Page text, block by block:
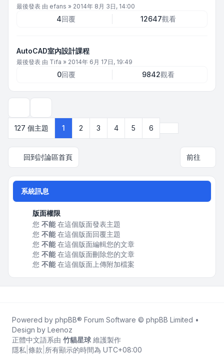
最後發表 由 efans » 2014年 8月 3日, 14:00
4回覆 12647觀看
AutoCAD室內設計課程
最後發表 由 Tifa » 2014年 6月 17日, 19:49
0回覆 9842觀看
127 個主題
1 2 3 4 5 6
回到討論區首頁 前往
系統訊息
版面權限
您 不能在這個版面發表主題
您 不能在這個版面回覆主題
您 不能在這個版面編輯您的文章
您 不能在這個版面刪除您的文章
您 不能在這個版面上傳附加檔案
Powered by phpBB® Forum Software © phpBB Limited •
Design by Leenoz
正體中文語系由 竹貓星球 維護製作
隱私 條款 所有顯示的時間為 UTC+08:00